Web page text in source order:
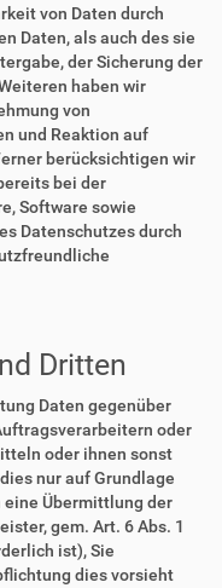
von Daten durch
Daten, als auch des sie
der Sicherung der
haben wir
von
und Reaktion auf
berücksichtigen wir
bei der
Software sowie
Datenschutzes durch
Dritten
Daten gegenüber
oder
oder ihnen sonst
nur auf Grundlage
eine Übermittlung der
gem. Art. 6 Abs. 1
ist), Sie
dies vorsieht